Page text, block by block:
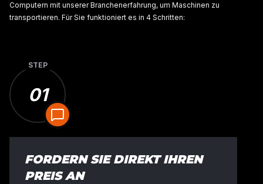
STEP
01
FORDERN SIE DIREKT IHREN
PREIS AN